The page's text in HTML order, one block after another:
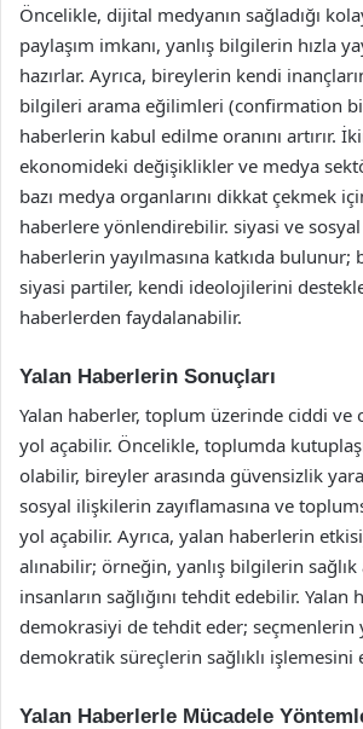
Öncelikle, dijital medyanın sağladığı
paylaşım imkanı, yanlış bilgilerin hızla
hazırlar. Ayrıca, bireylerin kendi
bilgileri arama eğilimleri (confirmation
haberlerin kabul edilme oranını artırır.
ekonomideki değişiklikler ve medya
bazı medya organlarını dikkat çekmek
haberlere yönlendirebilir. siyasi ve
haberlerin yayılmasına katkıda
siyasi partiler, kendi ideolojilerini
haberlerden faydalanabilir.
Yalan Haberlerin Sonuçları
Yalan haberler, toplum üzerinde ciddi ve
yol açabilir. Öncelikle, toplumda
olabilir, bireyler arasında güvensizlik
sosyal ilişkilerin zayıflamasına ve
yol açabilir. Ayrıca, yalan haberlerin
alınabilir; örneğin, yanlış bilgilerin sağlık
insanların sağlığını tehdit edebilir. Yalan
demokrasiyi de tehdit eder; seçmenlerin
demokratik süreçlerin sağlıklı işlemesini
Yalan Haberlerle Mücadele